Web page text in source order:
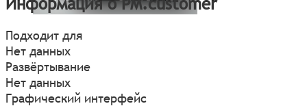
Подходит для
Нет данных
Развёртывание
Нет данных
Графический интерфейс